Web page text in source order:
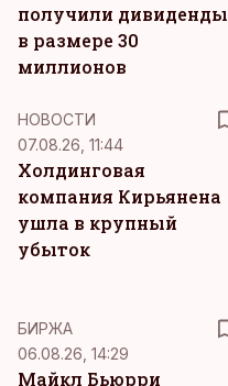
получили дивиденды
в размере 30
миллионов
НОВОСТИ
07.08.26, 11:44
Холдинговая
компания Кирьянена
ушла в крупный
убыток
БИРЖА
06.08.26, 14:29
Майкл Бьюрри